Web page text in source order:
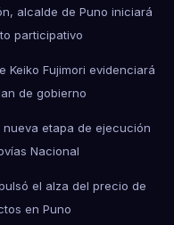
alcalde de Puno iniciará
participativo
Keiko Fujimori evidenciará
de gobierno
etapa de ejecución
Nacional
el alza del precio de
en Puno